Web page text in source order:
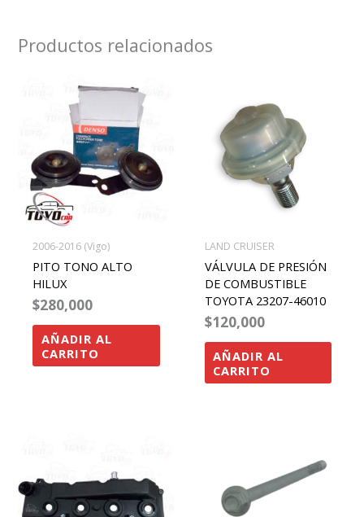
Productos relacionados
2006-2016 (Vigo)
PITO TONO ALTO
HILUX
$280,000
AÑADIR AL
CARRITO
LAND CRUISER
VÁLVULA DE PRESIÓN
DE COMBUSTIBLE
TOYOTA 23207-46010
$120,000
AÑADIR AL
CARRITO